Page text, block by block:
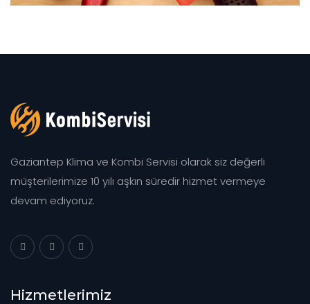
Gaziantep Klima ve Kombi Servisi olarak siz değerli
müşterilerimize 10 yılı aşkın süredir hizmet vermeye
devam ediyoruz.
Hizmetlerimiz